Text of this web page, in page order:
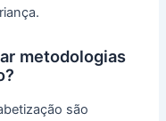
metodologias
são